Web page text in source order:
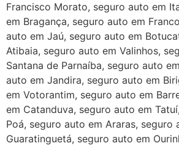
Francisco Morato, seguro auto em
em Bragança, seguro auto em
auto em Jaú, seguro auto em
Atibaia, seguro auto em Valinhos,
Santana de Parnaíba, seguro auto
auto em Jandira, seguro auto em
em Votorantim, seguro auto em
em Catanduva, seguro auto em
Poá, seguro auto em Araras, seguro
Guaratinguetá, seguro auto em